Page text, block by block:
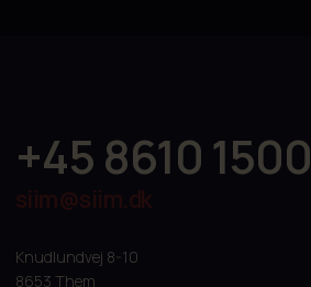
+45 8610 1500
siim@siim.dk
Knudlundvej 8-10
8653 Them